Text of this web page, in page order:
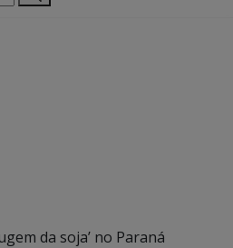
da soja’ no Paraná